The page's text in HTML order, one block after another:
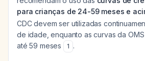
para crianças de 24-59 meses e
CDC devem ser utilizadas
de idade, enquanto as curvas da
até 59 meses
1 .